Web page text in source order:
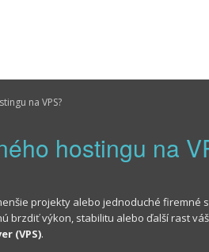
na VPS?
hostingu na
projekty alebo jednoduché firemné
brzdiť výkon, stabilitu alebo ďalší rast
(VPS).